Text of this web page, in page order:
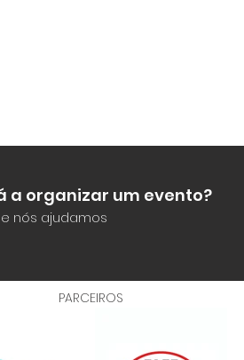
a organizar um evento?
nós ajudamos
PARCEIROS